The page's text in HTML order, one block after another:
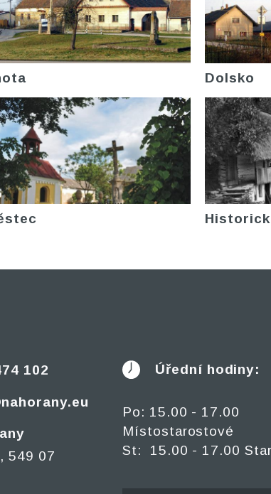
Dolsko
102
549 07
Úřední hodiny:
Po: 15.00 - 17.00
Místostarostové
St: 15.00 - 17.00